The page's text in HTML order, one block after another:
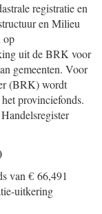
registratie en
en Milieu
op
uit de BRK voor
gemeenten. Voor
(BRK) wordt
provinciefonds.
van € 66,491
uitkering